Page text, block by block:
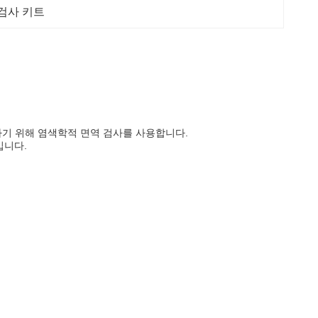
사 키트
위해 염색학적 면역 검사를 사용합니다.
다.